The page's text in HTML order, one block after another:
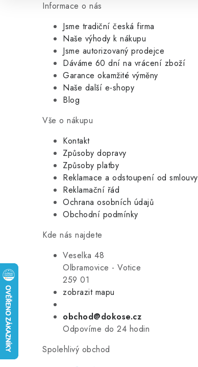
Informace o nás
Jsme tradiční česká firma
Naše výhody k nákupu
Jsme autorizovaný prodejce
Dáváme 60 dní na vrácení zboží
Garance okamžité výměny
Naše další e-shopy
Blog
Vše o nákupu
Kontakt
Způsoby dopravy
Způsoby platby
Reklamace a odstoupení od smlouvy
Reklamační řád
Ochrana osobních údajů
Obchodní podmínky
Kde nás najdete
Veselka 48
Olbramovice - Votice
259 01
zobrazit mapu
obchod@dokose.cz
Odpovíme do 24 hodin
Spolehlivý obchod